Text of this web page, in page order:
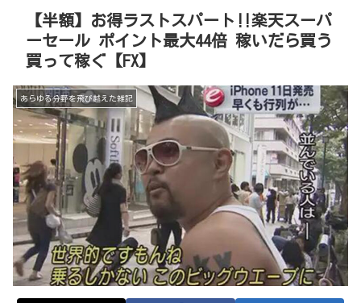
【半額】お得ラストスパート‼楽天スーパ
ーセール ポイント最大44倍 稼いだら買う
買って稼ぐ【FX】
あらゆる分野を飛び越えた雑記